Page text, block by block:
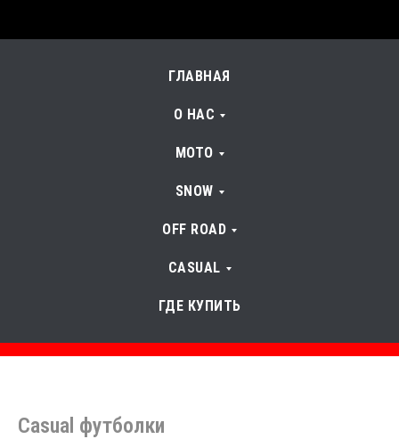
ГЛАВНАЯ
О НАС
МОТО
SNOW
OFF ROAD
CASUAL
ГДЕ КУПИТЬ
Casual футболки